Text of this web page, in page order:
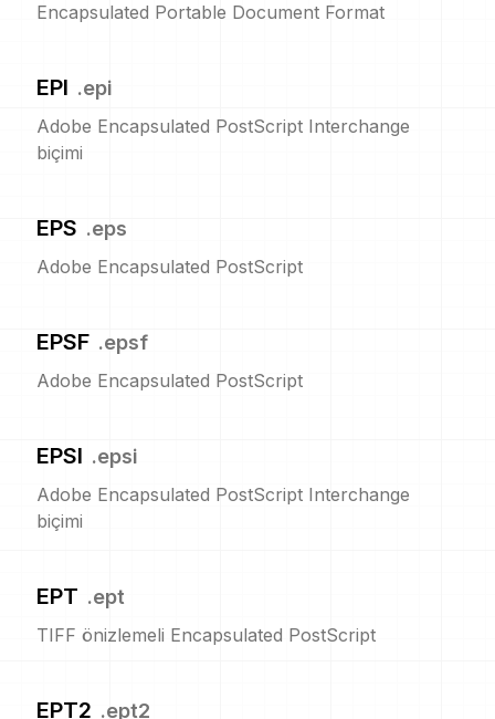
Encapsulated Portable Document Format
EPI .epi
Adobe Encapsulated PostScript Interchange
biçimi
EPS .eps
Adobe Encapsulated PostScript
EPSF .epsf
Adobe Encapsulated PostScript
EPSI .epsi
Adobe Encapsulated PostScript Interchange
biçimi
EPT .ept
TIFF önizlemeli Encapsulated PostScript
EPT2 .ept2